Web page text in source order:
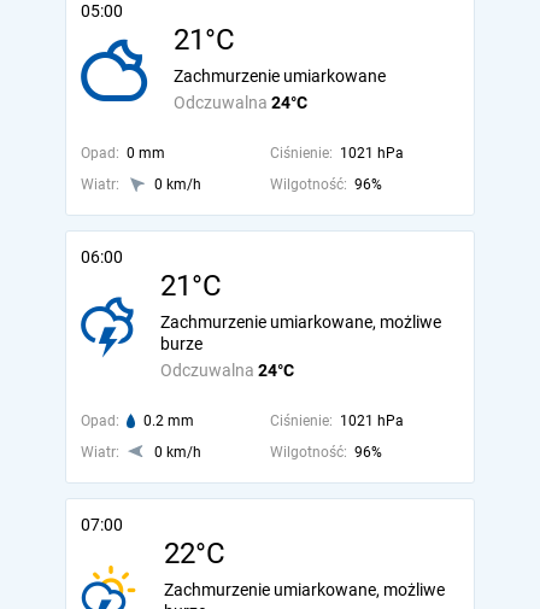
05:00
21°C
Odczuwalna 24°C
Zachmurzenie umiarkowane
Opad: 0 mm Ciśnienie: 1021 hPa
Wiatr:
0 km/h Wilgotność: 96%
06:00
21°C
Odczuwalna 24°C
Zachmurzenie umiarkowane, możliwe
burze
Opad: 0.2 mm Ciśnienie: 1021 hPa
Wiatr:
0 km/h Wilgotność: 96%
07:00
22°C
Zachmurzenie umiarkowane, możliwe